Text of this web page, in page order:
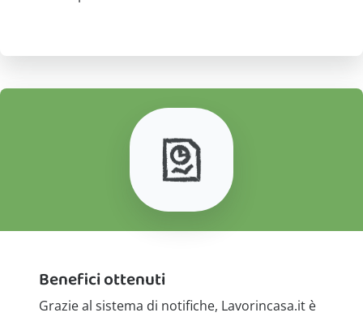
Benefici ottenuti
Grazie al sistema di notifiche, Lavorincasa.it è